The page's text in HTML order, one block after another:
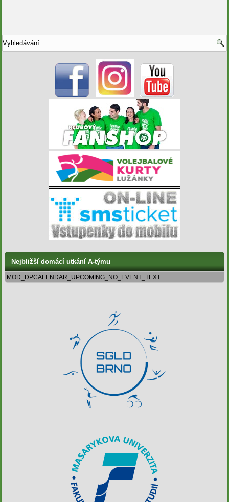
Nejbližší domácí utkání A-týmu
MOD_DPCALENDAR_UPCOMING_NO_EVENT_TEXT